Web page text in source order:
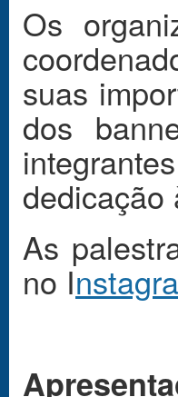
Os
suas
dos
dedicação
As
no I